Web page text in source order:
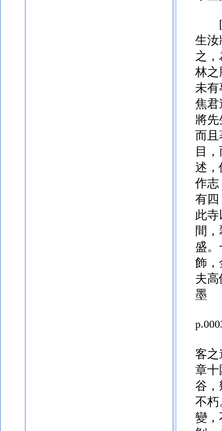
生汝
之
林之
未
焦君
將
而且
目
述，
作志
有四
此
間，
盛。
飾，
夫
墨
客
章十
谷，
不朽
變，